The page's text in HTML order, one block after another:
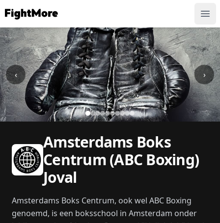
FightMore
‹ ›
Amsterdams Boks
Centrum (ABC Boxing)
Joval
Amsterdams Boks Centrum, ook wel ABC Boxing
genoemd, is een boksschool in Amsterdam onder